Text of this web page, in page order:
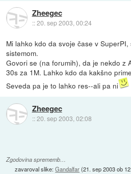
Zheegec
::20. sep 2003, 00:24
Mi lahko kdo da svoje čase v
sistemom.
Govori se (na forumih), da je nekdo z
30s za 1M. Lahko kdo da kakšno
Seveda pa je to lahko res--ali pa ni
Zheegec
::20. sep 2003, 02:08
Zgodovina sprememb…
zavaroval slike:Gandalfar(21. sep 2003 ob